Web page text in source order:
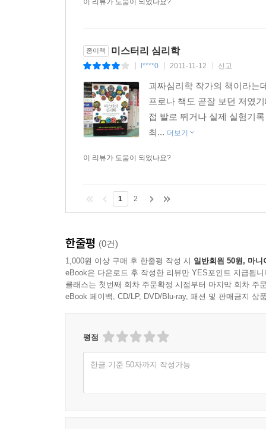
이 리뷰가 도움이 되었나요?
종이책 미스터리 심리학
l****0 2011-11-12 신고
괴짜심리학 작가의 책이라는
프로나 책도 곧잘 보던 저였
접 발로 뛰거나 실제 실험기
최... 더보기
이 리뷰가 도움이 되었나요?
1 2
한줄평 (0건)
1,000원 이상 구매 후 한줄평 작성 시 일반회원 50원, 마니
eBook은 다운로드 후 작성한 리뷰만 YES포인트 지급됩니
클래스는 첫번째 회차 주문확정 시점부터 마지막 회차 주
eBook 페이백, CD/LP, DVD/Blu-ray, 패션 및 판매금지 상
평점
한글 기준 50자까지 작성가능